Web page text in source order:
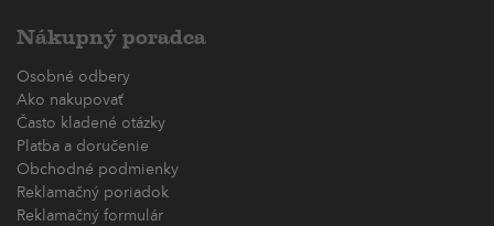
Nákupný poradca
Osobné odbery
Ako nakupovať
Často kladené otázky
Platba a doručenie
Obchodné podmienky
Reklamačný poriadok
Reklamačný formulár